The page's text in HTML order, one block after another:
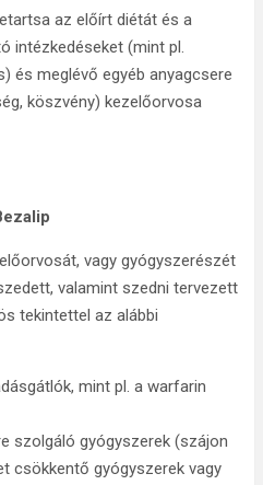
az előírt diétát és a
intézkedéseket (mint pl.
és meglévő egyéb anyagcsere
köszvény) kezelőorvosa
vagy gyógyszerészét
valamint szedni tervezett
tekintettel az alábbi
mint pl. a warfarin
szolgáló gyógyszerek (szájon
csökkentő gyógyszerek vagy